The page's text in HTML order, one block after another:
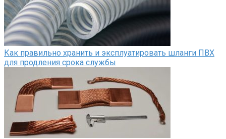
Как правильно хранить и эксплуатировать шланги ПВХ
для продления срока службы